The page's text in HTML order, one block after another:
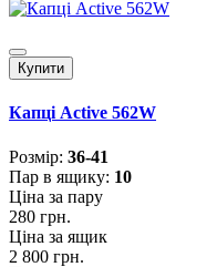
Купити
Капці Active 562W
Розмiр: 36-41
Пар в ящику: 10
Ціна за пару
280 грн.
Ціна за ящик
2 800 грн.